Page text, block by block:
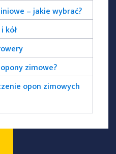
– jakie wybrać?
kół
zimowe?
opon zimowych